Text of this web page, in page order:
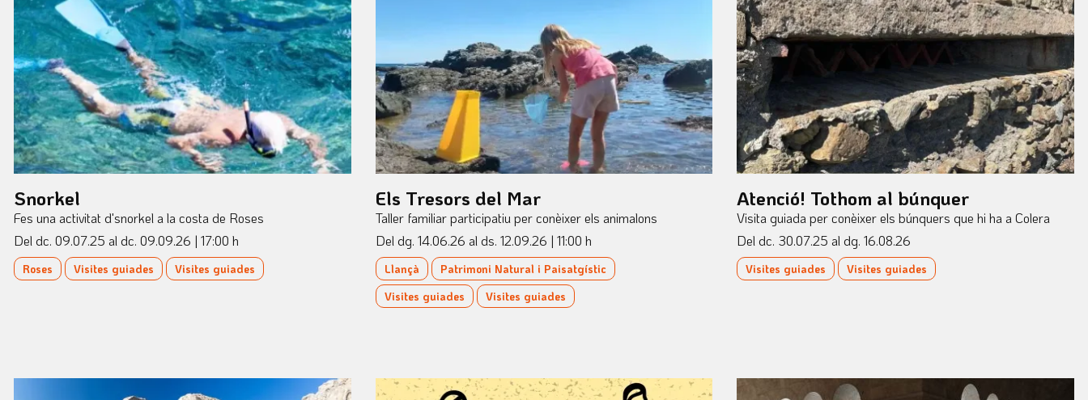
Snorkel
Fes una activitat d'snorkel a la costa de Roses
Del dc. 09.07.25 al dc. 09.09.26 | 17:00 h
Roses Visites guiades Visites guiades
Els Tresors del Mar
Taller familiar participatiu per conèixer els animalons
Del dg. 14.06.26 al ds. 12.09.26 | 11:00 h
Llançà
Patrimoni Natural i Paisatgístic
Visites guiades
Visites guiades
Atenció! Tothom al búnquer
Visita guiada per conèixer els búnquers que hi ha a Colera
Del dc. 30.07.25 al dg. 16.08.26
Visites guiades Visites guiades